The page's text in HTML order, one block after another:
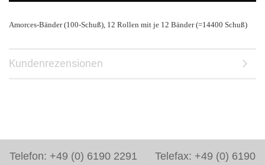
Amorces-Bänder (100-Schuß), 12 Rollen mit je 12 Bänder (=14400 Schuß)
Kundenrezensionen
Telefon: +49 (0) 6190 2291 Telefax: +49 (0) 6190